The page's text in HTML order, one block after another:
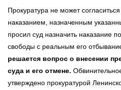
Прокуратура не может
наказанием, назначенным
просил суд назначить наказание
свободы с реальным его
решается вопрос о внесении
суда и его отмене.
утверждено прокуратурой